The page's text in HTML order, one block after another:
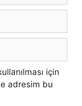
için
adresim bu